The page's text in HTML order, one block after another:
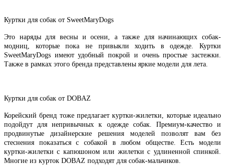
Куртки для собак от SweetMaryDogs
Это наряды для весны и осени, а также для начинающих собак-
модниц, которые пока не привыкли ходить в одежде. Куртки
SweetMaryDogs имеют удобный покрой и очень простые застежки.
Также в рамках этого бренда представлены яркие модели для лета.
Куртки для собак от DOBAZ
Корейский бренд тоже предлагает куртки-жилетки, которые идеально
подойдут для непривычных к одежде собак. Премиум-качество и
продвинутые дизайнерские решения моделей позволят вам без
стеснения показаться с собакой в любом обществе. Есть модели
куртки-жилетки с капюшоном или жилетки с удлиненной спинкой.
Многие из курток DOBAZ подходят для собак-мальчиков.